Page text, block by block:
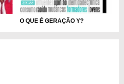
O QUE É GERAÇÃO Y?